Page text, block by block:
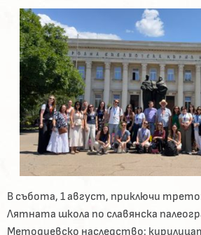
В събота, 1 август, приключи
Лятната школа по славянска
Методиевско наследство: